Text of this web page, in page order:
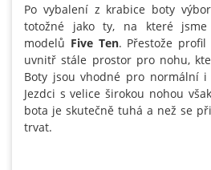
Po vybalení z krabice boty
totožné jako ty, na které
modelů Five Ten. Přestože
uvnitř stále prostor pro nohu,
Boty jsou vhodné pro normální
Jezdci s velice širokou nohou
bota je skutečně tuhá a než se
trvat.